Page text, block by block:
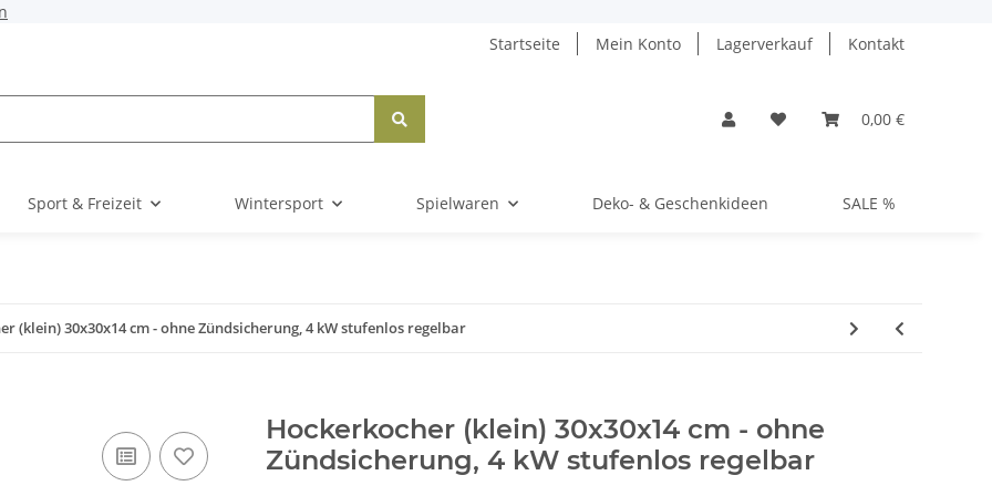
Startseite
Mein Konto Lagerverkauf Kontakt
0,00 €
Sport & Freizeit Wintersport Spielwaren Deko- & Geschenkideen SALE %
(klein) 30x30x14 cm - ohne Zündsicherung, 4 kW stufenlos regelbar
Hockerkocher (klein) 30x30x14 cm - ohne
Zündsicherung, 4 kW stufenlos regelbar